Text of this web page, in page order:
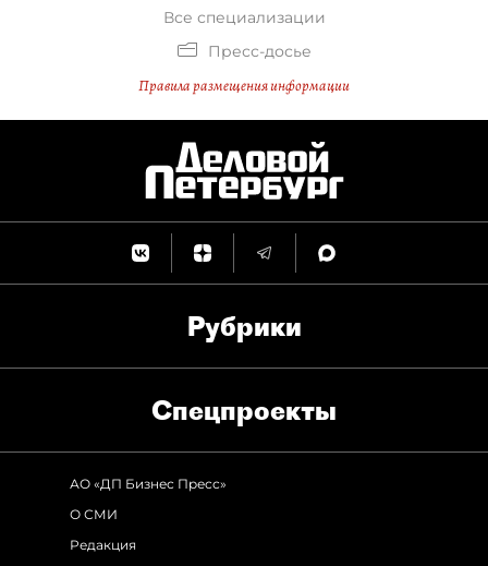
Все специализации
Пресс-досье
Правила размещения информации
Рубрики
Спец­проекты
АО «ДП Бизнес Пресс»
О СМИ
Редакция